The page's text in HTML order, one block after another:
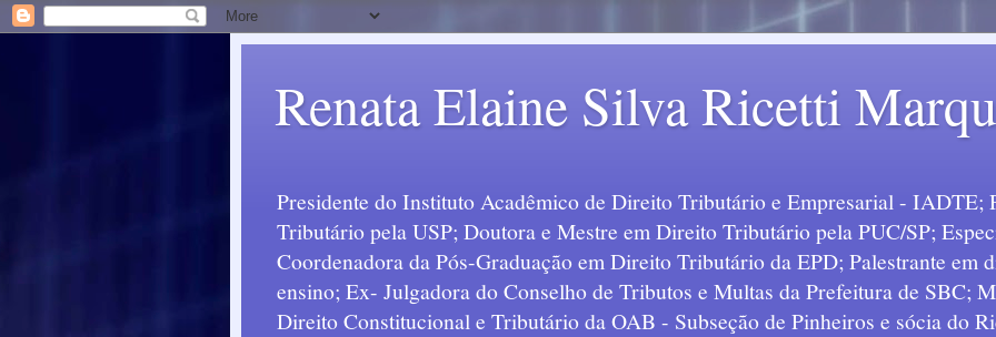
Renata Elaine Silva Ricetti
Presidente do Instituto Acadêmico de Direito Tributário e Empresarial - IADTE;
Tributário pela USP; Doutora e Mestre em Direito Tributário pela PUC/SP;
Coordenadora da Pós-Graduação em Direito Tributário da EPD; Palestrante em
ensino; Ex- Julgadora do Conselho de Tributos e Multas da Prefeitura de SBC;
Direito Constitucional e Tributário da OAB - Subseção de Pinheiros e sócia do